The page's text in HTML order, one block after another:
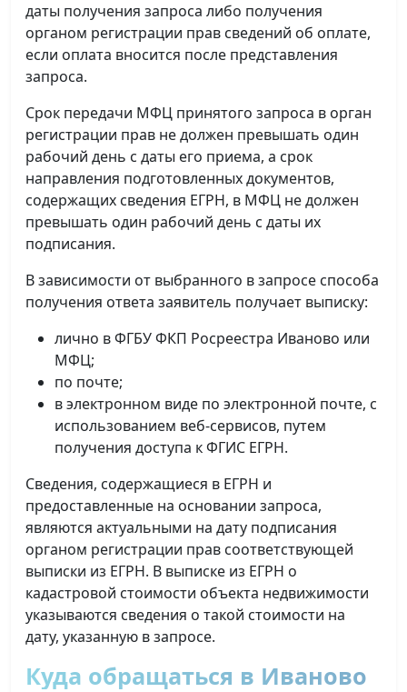
даты получения запроса либо получения
органом регистрации прав сведений об оплате,
если оплата вносится после представления
запроса.
Срок передачи МФЦ принятого запроса в орган
регистрации прав не должен превышать один
рабочий день с даты его приема, а срок
направления подготовленных документов,
содержащих сведения ЕГРН, в МФЦ не должен
превышать один рабочий день с даты их
подписания.
В зависимости от выбранного в запросе способа
получения ответа заявитель получает выписку:
лично в ФГБУ ФКП Росреестра Иваново или
МФЦ;
по почте;
в электронном виде по электронной почте, с
использованием веб-сервисов, путем
получения доступа к ФГИС ЕГРН.
Сведения, содержащиеся в ЕГРН и
предоставленные на основании запроса,
являются актуальными на дату подписания
органом регистрации прав соответствующей
выписки из ЕГРН. В выписке из ЕГРН о
кадастровой стоимости объекта недвижимости
указываются сведения о такой стоимости на
дату, указанную в запросе.
Куда обращаться в Иваново